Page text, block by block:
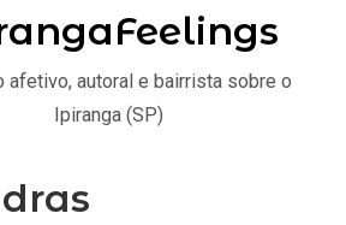
afetivo, autoral e bairrista sobre o
Ipiranga (SP)